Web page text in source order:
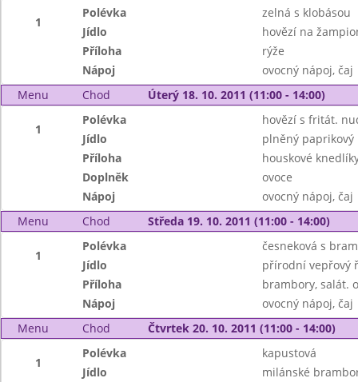
1
Polévka
zelná s klobásou
Jídlo
hovězí na
Příloha
rýže
Nápoj
ovocný nápoj, čaj
Menu
Chod Úterý 18. 10. 2011 (11:00 - 14:00)
1
Polévka
hovězí s fritát.
Jídlo
plněný paprikový
Příloha
houskové
Doplněk
ovoce
Nápoj
ovocný nápoj, čaj
Menu
Chod Středa 19. 10. 2011 (11:00 - 14:00)
1
Polévka
česneková s
Jídlo
přírodní vepřový
Příloha
brambory, salát.
Nápoj
ovocný nápoj, čaj
Menu
Chod Čtvrtek 20. 10. 2011 (11:00 - 14:00)
1
Polévka
kapustová
Jídlo
milánské